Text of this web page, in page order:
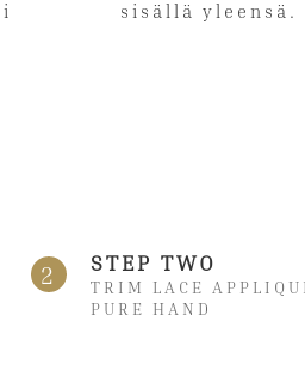
sisällä yleensä.
2 STEP TWO
TRIM LACE
PURE HAND